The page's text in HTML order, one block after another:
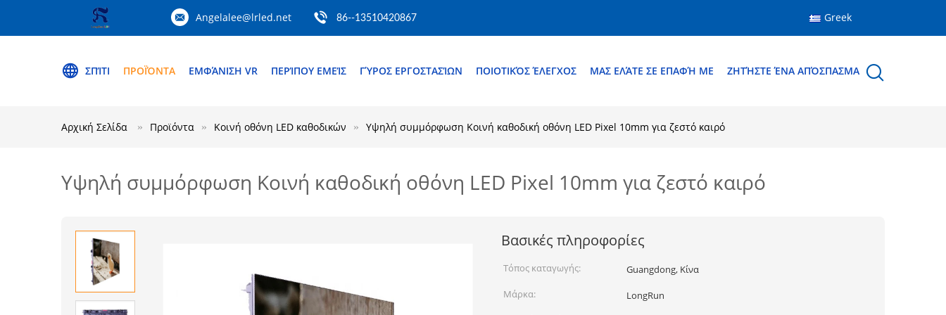
Angelalee@lrled.net 86--13510420867 Greek
ΣΠΊΤΙ ΠΡΟΪΌΝΤΑ ΕΜΦΆΝΙΣΗ VR ΠΕΡΊΠΟΥ ΕΜΕΊΣ ΓΎΡΟΣ ΕΡΓΟΣΤΑΣΊΩΝ ΠΟΙΟΤΙΚΌΣ ΈΛΕΓΧΟΣ ΜΑΣ ΕΛΆΤΕ ΣΕ ΕΠΑΦΉ ΜΕ ΖΗΤΉΣΤΕ ΈΝΑ ΑΠΌΣΠΑΣΜΑ
Αρχική Σελίδα Προϊόντα Κοινή οθόνη LED καθοδικών Υψηλή συμμόρφωση Κοινή καθοδική οθόνη LED Pixel 10mm για ζεστό καιρό
Υψηλή συμμόρφωση Κοινή καθοδική οθόνη LED Pixel 10mm για ζεστό καιρό
Βασικές πληροφορίες
Τόπος καταγωγής:
Guangdong, Κίνα
Μάρκα:
LongRun